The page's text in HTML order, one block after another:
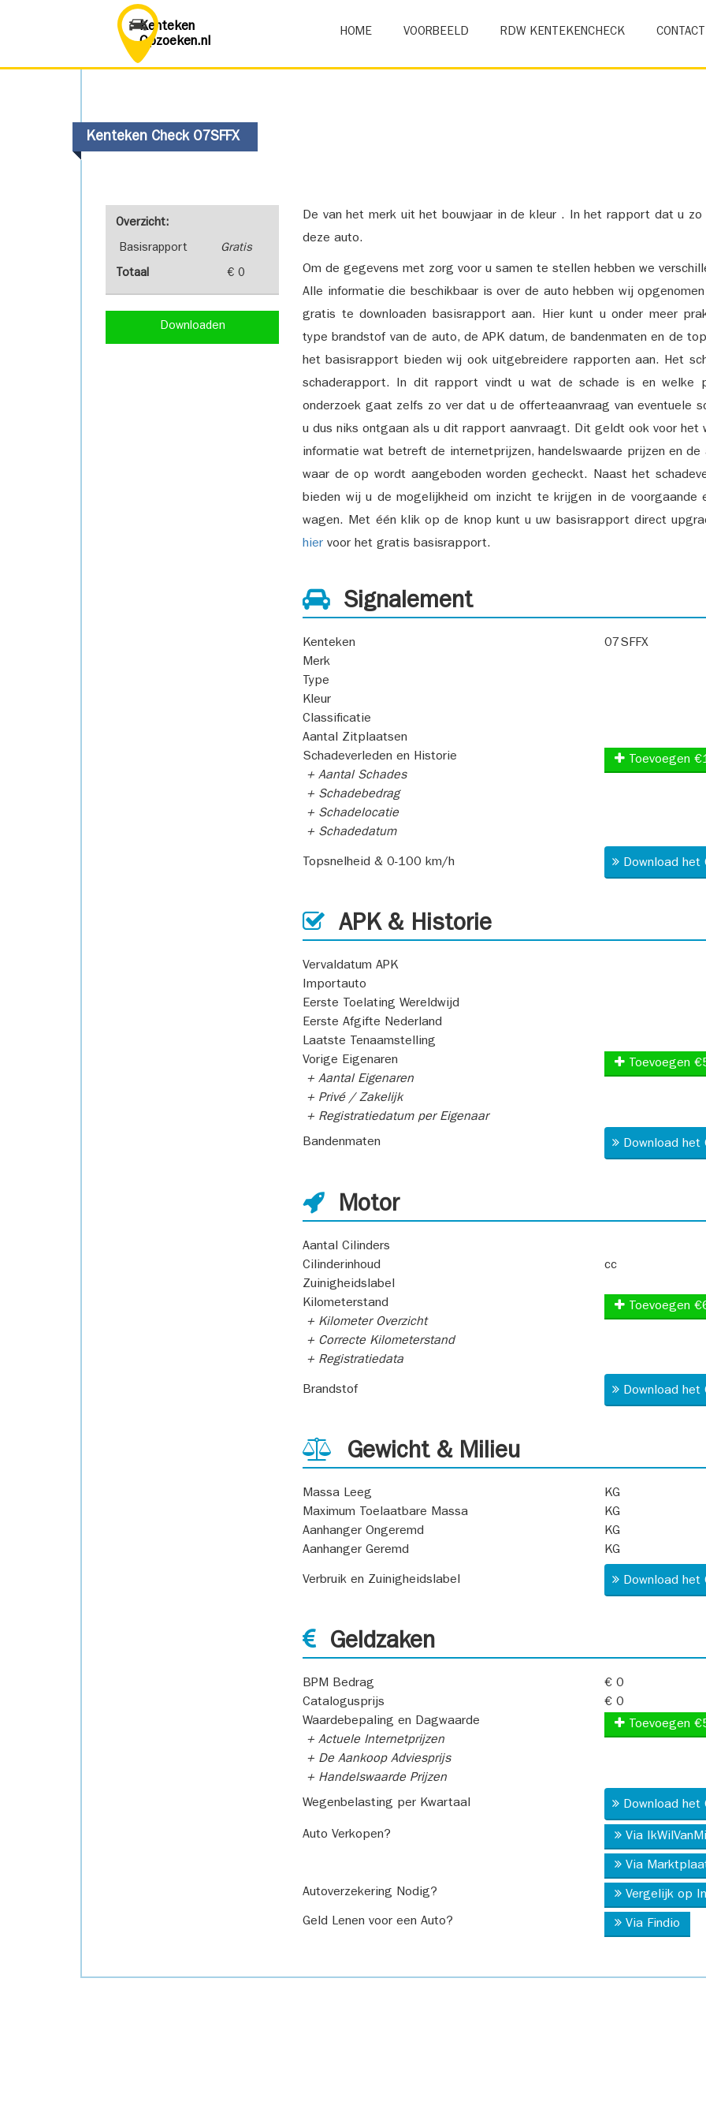
Kenteken
Opzoeken.nl
HOME VOORBEELD RDW KENTEKENCHECK CONTACT
Kenteken Check 07SFFX
Overzicht:
Basisrapport Gratis
Totaal € 0
Downloaden
De van het merk uit het bouwjaar in de kleur . In het rapport dat u
deze auto.
Om de gegevens met zorg voor u samen te stellen hebben we
Alle informatie die beschikbaar is over de auto hebben wij
gratis te downloaden basisrapport aan. Hier kunt u onder meer
type brandstof van de auto, de APK datum, de bandenmaten en de
het basisrapport bieden wij ook uitgebreidere rapporten aan. Het
schaderapport. In dit rapport vindt u wat de schade is en welke
onderzoek gaat zelfs zo ver dat u de offerteaanvraag van eventuele
u dus niks ontgaan als u dit rapport aanvraagt. Dit geldt ook voor
informatie wat betreft de internetprijzen, handelswaarde prijzen en
waar de op wordt aangeboden worden gecheckt. Naast het
bieden wij u de mogelijkheid om inzicht te krijgen in de voorgaande
wagen. Met één klik op de knop kunt u uw basisrapport direct
hier voor het gratis basisrapport.
Signalement
Kenteken
07SFFX
Merk
Type
Kleur
Classificatie
Aantal Zitplaatsen
Schadeverleden en Historie
+ Aantal Schades
+ Schadebedrag
+ Schadelocatie
+ Schadedatum
Toevoegen
Topsnelheid & 0-100 km/h Download
APK & Historie
Vervaldatum APK
Importauto
Eerste Toelating Wereldwijd
Eerste Afgifte Nederland
Laatste Tenaamstelling
Vorige Eigenaren
+ Aantal Eigenaren
+ Privé / Zakelijk
+ Registratiedatum per Eigenaar
Toevoegen
Bandenmaten Download
Motor
Aantal Cilinders
Cilinderinhoud
cc
Zuinigheidslabel
Kilometerstand
+ Kilometer Overzicht
+ Correcte Kilometerstand
+ Registratiedata
Toevoegen
Brandstof Download
Gewicht & Milieu
Massa Leeg
KG
Maximum Toelaatbare Massa
KG
Aanhanger Ongeremd
KG
Aanhanger Geremd
KG
Verbruik en Zuinigheidslabel Download
Geldzaken
BPM Bedrag
€ 0
Catalogusprijs
€ 0
Waardebepaling en Dagwaarde
+ Actuele Internetprijzen
+ De Aankoop Adviesprijs
+ Handelswaarde Prijzen
Toevoegen
Wegenbelasting per Kwartaal Download
Auto Verkopen? Via
Via
Autoverzekering Nodig? Vergelijk op
Geld Lenen voor een Auto? Via Findio